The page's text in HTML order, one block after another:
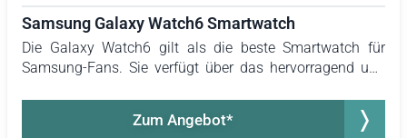
Samsung Galaxy Watch6 Smartwatch
Die Galaxy Watch6 gilt als die beste Smartwatch für
Samsung-Fans. Sie verfügt über das hervorragend und
Armband kann per Knopfdruck gewechselt werden, was
einfacher und schneller gelingt als bei jeder anderen
Zum Angebot*